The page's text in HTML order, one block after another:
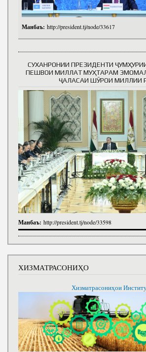
Манбаъ: http://president.tj/node/33617
СУХАНРОНИИ ПРЕЗИДЕНТИ
ПЕШВОИ МИЛЛАТ МУҲТАРАМ
ҶАЛАСАИ ШӮРОИ МИЛЛИИ
Манбаъ: http://president.tj/node/33598
ХИЗМАТРАСОНИҲО
Хизматрасониҳои